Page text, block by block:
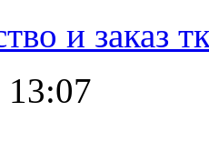
и заказ
13:07